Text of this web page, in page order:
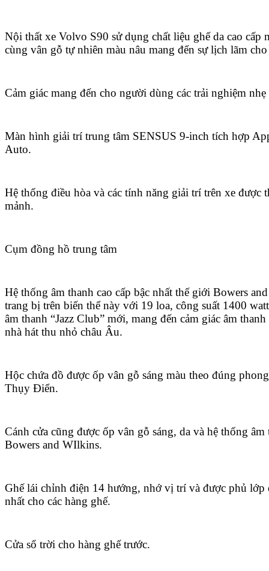
Nội thất xe Volvo S90 sử dụng chất liệu ghế da cao cấp
cùng vân gỗ tự nhiên màu nâu mang đến sự lịch lãm
Cảm giác mang đến cho người dùng các trải nghiệm
Màn hình giải trí trung tâm SENSUS 9-inch tích hợp
Auto.
Hệ thống điều hòa và các tính năng giải trí trên xe được
mảnh.
Cụm đồng hồ trung tâm
Hệ thống âm thanh cao cấp bậc nhất thế giới Bowers
trang bị trên biến thể này với 19 loa, công suất 1400
âm thanh “Jazz Club” mới, mang đến cảm giác âm
nhà hát thu nhỏ châu Âu.
Hộc chứa đồ được ốp vân gỗ sáng màu theo đúng
Thụy Điển.
Cánh cửa cũng được ốp vân gỗ sáng, da và hệ thống âm
Bowers and WIlkins.
Ghế lái chỉnh điện 14 hướng, nhớ vị trí và được phủ lớp
nhất cho các hàng ghế.
Cửa sổ trời cho hàng ghế trước.